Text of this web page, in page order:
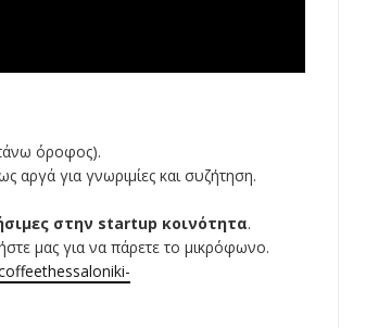
όροφος).
αργά για γνωριμίες και συζήτηση.
στην startup κοινότητα.
μας για να πάρετε το μικρόφωνο.